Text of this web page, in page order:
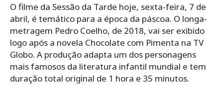
O filme da Sessão da Tarde hoje, sexta-feira, 7 de
abril, é temático para a época da páscoa. O longa-
metragem Pedro Coelho, de 2018, vai ser exibido
logo após a novela Chocolate com Pimenta na TV
Globo. A produção adapta um dos personagens
mais famosos da literatura infantil mundial e tem
duração total original de 1 hora e 35 minutos.